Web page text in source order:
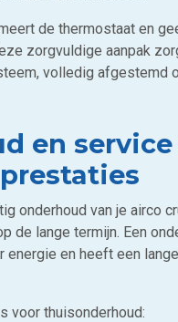
de thermostaat en
zorgvuldige aanpak
volledig afgestemd
en
onderhoud van je airco
de lange termijn. Een
energie en heeft een
voor thuisonderhoud: